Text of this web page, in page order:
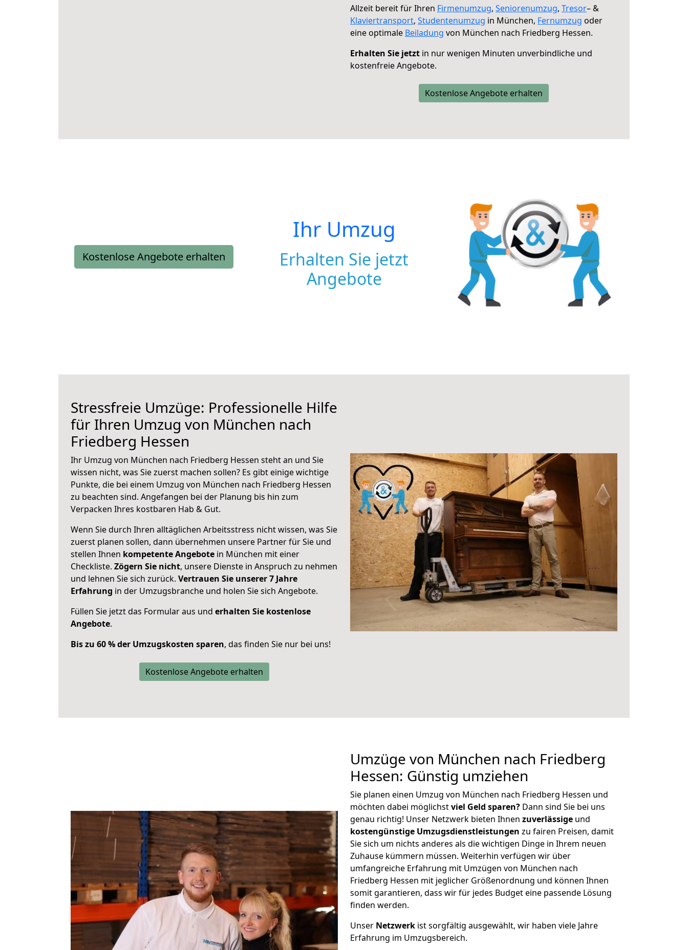
Allzeit bereit für Ihren Firmenumzug, Seniorenumzug, Tresor– &
Klaviertransport, Studentenumzug in München, Fernumzug oder
eine optimale Beiladung von München nach Friedberg Hessen.
Erhalten Sie jetzt in nur wenigen Minuten unverbindliche und
kostenfreie Angebote.
Kostenlose Angebote erhalten
Kostenlose Angebote erhalten
Ihr Umzug
Erhalten Sie jetzt
Angebote
Stressfreie Umzüge: Professionelle Hilfe
für Ihren Umzug von München nach
Friedberg Hessen
Ihr Umzug von München nach Friedberg Hessen steht an und Sie
wissen nicht, was Sie zuerst machen sollen? Es gibt einige wichtige
Punkte, die bei einem Umzug von München nach Friedberg Hessen
zu beachten sind. Angefangen bei der Planung bis hin zum
Verpacken Ihres kostbaren Hab & Gut.
Wenn Sie durch Ihren alltäglichen Arbeitsstress nicht wissen, was Sie
zuerst planen sollen, dann übernehmen unsere Partner für Sie und
stellen Ihnen kompetente Angebote in München mit einer
Checkliste. Zögern Sie nicht, unsere Dienste in Anspruch zu nehmen
und lehnen Sie sich zurück. Vertrauen Sie unserer 7 Jahre
Erfahrung in der Umzugsbranche und holen Sie sich Angebote.
Füllen Sie jetzt das Formular aus und erhalten Sie kostenlose
Angebote.
Bis zu 60 % der Umzugskosten sparen, das finden Sie nur bei uns!
Kostenlose Angebote erhalten
Umzüge von München nach Friedberg
Hessen: Günstig umziehen
Sie planen einen Umzug von München nach Friedberg Hessen und
möchten dabei möglichstviel Geld sparen? Dann sind Sie bei uns
genau richtig! Unser Netzwerk bieten Ihnen zuverlässige und
kostengünstige Umzugsdienstleistungen zu fairen Preisen, damit
Sie sich um nichts anderes als die wichtigen Dinge in Ihrem neuen
Zuhause kümmern müssen. Weiterhin verfügen wir über
umfangreiche Erfahrung mit Umzügen von München nach
Friedberg Hessen mit jeglicher Größenordnung und können Ihnen
somit garantieren, dass wir für jedes Budget eine passende Lösung
finden werden.
Unser Netzwerk ist sorgfältig ausgewählt, wir haben viele Jahre
Erfahrung im Umzugsbereich.